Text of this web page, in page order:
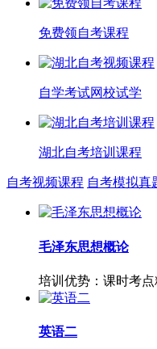
免费领自考课程
自学考试网校试学
湖北自考培训课程
自考视频课程 自考模拟真
毛泽东思想概论
培训优势：课时考
英语二